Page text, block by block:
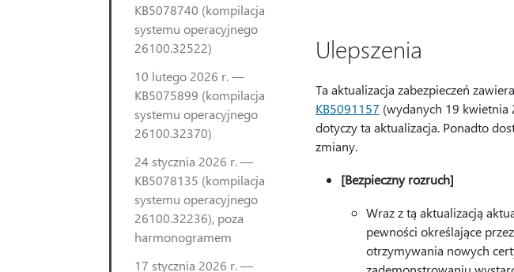
KB5078740 (kompilacja
systemu operacyjnego
26100.32522)
10 lutego 2026 r. —
KB5075899 (kompilacja
systemu operacyjnego
26100.32370)
24 stycznia 2026 r. —
KB5078135 (kompilacja
systemu operacyjnego
26100.32236), poza
harmonogramem
17 stycznia 2026 r. —
Ulepszenia
Ta aktualizacja zabezpieczeń
KB5091157 (wydanych 19 kwietnia
dotyczy ta aktualizacja. Ponadto
zmiany.
[Bezpieczny rozruch]
Wraz z tą aktualizacją
pewności określające
otrzymywania nowych